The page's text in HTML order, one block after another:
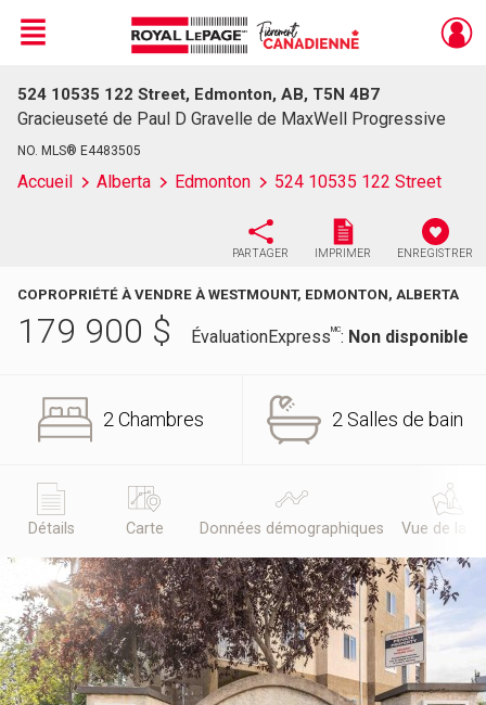
Live
En Direct
Menu
524 10535 122 Street, Edmonton, AB, T5N 4B7
Gracieuseté de Paul D Gravelle de MaxWell Progressive
NO. MLS® E4483505
Accueil Alberta Edmonton 524 10535 122 Street
PARTAGER IMPRIMER ENREGISTRER
COPROPRIÉTÉ À VENDRE À WESTMOUNT, EDMONTON, ALBERTA
179 900 $ ÉvaluationExpressMC: Non disponible
2 Chambres 2 Salles de bain
Détails Carte Données démographiques Vue de la